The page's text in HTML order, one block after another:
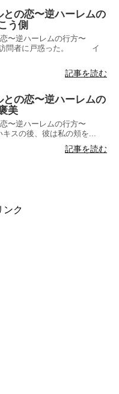
の恋〜逆ハーレムの
う側
〜逆ハーレムの行方〜
訪問者に戸惑った。 イ
記事を読む
の恋〜逆ハーレムの
美
〜逆ハーレムの行方〜
の後、彼は私の頬を...
記事を読む
ンク